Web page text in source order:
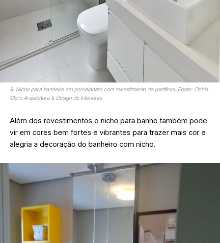
8. Nicho para banheiro em porcelanato com revestimento de pastilhas. Fonte: Cinhia
Claro Arquitetura & Design de Interiores
Além dos revestimentos o nicho para banho também pode
vir em cores bem fortes e vibrantes para trazer mais cor e
alegria a decoração do banheiro com nicho.